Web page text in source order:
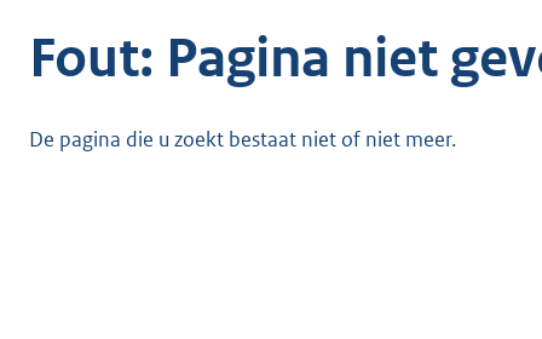
Fout: Pagina niet
De pagina die u zoekt bestaat niet of niet meer.